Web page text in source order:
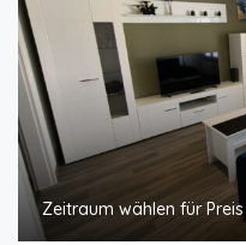
Zeitraum wählen für Preis